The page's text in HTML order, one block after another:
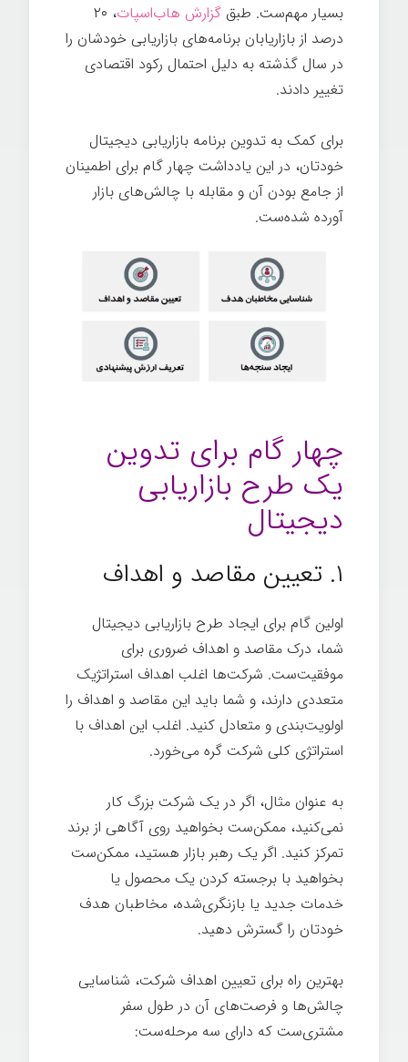
بسیار مهم‌ست. طبق گزارش هاب‌اسپات ، ۲۰
درصد از بازاریابان برنامه‌های بازاریابی خودشان را
در سال گذشته به دلیل احتمال رکود اقتصادی
تغییر دادند.
برای کمک به تدوین برنامه بازاریابی دیجیتال
خودتان، در این یادداشت چهار گام برای اطمینان
از جامع بودن آن و مقابله با چالش‌های بازار
آورده شده‌ست.
چهار گام برای تدوین
یک طرح بازاریابی
دیجیتال
۱. تعیین مقاصد و اهداف
اولین گام برای ایجاد طرح بازاریابی دیجیتال
شما، درک مقاصد و اهداف ضروری برای
موفقیت‌ست. شرکت‌ها اغلب اهداف استراتژيک
متعددی دارند، و شما باید این مقاصد و اهداف را
اولویت‌بندی و متعادل کنید. اغلب این اهداف با
استراتژی کلی شرکت گره می‌خورد.
به عنوان مثال، اگر در یک شرکت بزرگ کار
نمی‌کنید، ممکن‌ست بخواهید روی آگاهی از برند
تمرکز کنید. اگر یک رهبر بازار هستید، ممکن‌ست
بخواهید با برجسته کردن یک محصول یا
خدمات جدید یا بازنگری‌شده، مخاطبان هدف
خودتان را گسترش دهید.
بهترین راه برای تعیین اهداف شرکت، شناسایی
چالش‌ها و فرصت‌های آن در طول سفر
مشتری‌ست که دارای سه مرحله‌ست: